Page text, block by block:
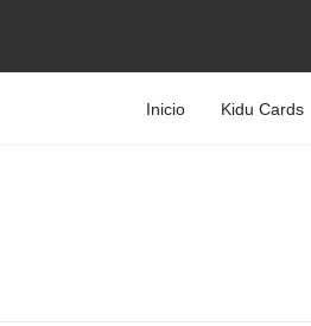
Inicio Kidu Cards